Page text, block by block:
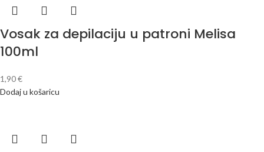
Vosak za depilaciju u patroni Melisa
100ml
1,90€
Dodaj u košaricu